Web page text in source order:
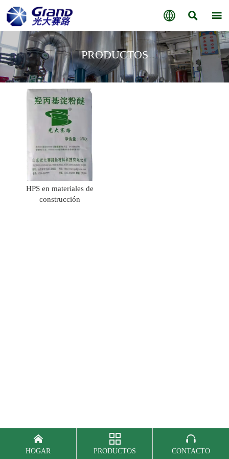
  
PRODUCTOS
HPS en materiales de
construcción

HOGAR

PRODUCTOS

CONTACTO